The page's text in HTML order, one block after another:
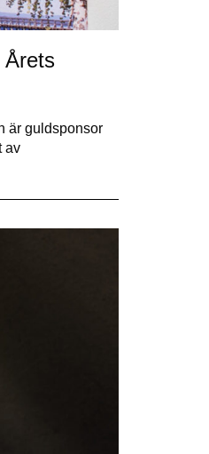
Årets
är guldsponsor
av